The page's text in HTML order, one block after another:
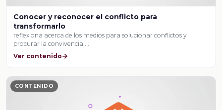
Conocer y reconocer el conflicto para
transformarlo
reflexiona acerca de los medios para solucionar conflictos y
procurar la convivencia …
Ver contenido
CONTENIDO